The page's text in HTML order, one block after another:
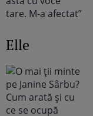
Elle